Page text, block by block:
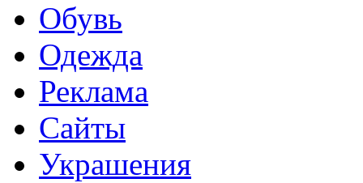
Обувь
Одежда
Реклама
Сайты
Украшения